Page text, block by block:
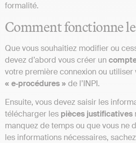
formalité.
Comment fonctionne
Que vous souhaitiez modifier ou
devez d’abord vous créer un
votre première connexion ou utiliser
« e‑procédures » de l’INPI.
Ensuite, vous devez saisir les
télécharger les pièces justificatives
manquez de temps ou que vous ne
les informations nécessaires,